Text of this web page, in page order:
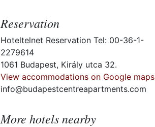
Reservation
Hoteltelnet Reservation Tel: 00-36-1-
2279614
1061 Budapest, Király utca 32.
View accommodations on Google maps
info@budapestcentreapartments.com
More hotels nearby